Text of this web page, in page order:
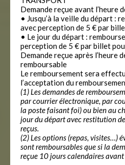
Demande reçue avant l’heure
• Jusqu’à la veille du départ :
avec perception de 5 € par
• Le jour du départ :
perception de 5 € par billet
Demande reçue après l’heure
remboursable
Le remboursement sera
l’acceptation du
(1) Les demandes de
par courrier électronique, par
la poste faisant foi) ou bien au
jour du départ avec restitution
reçus.
(2) Les options (repas, visites…)
sont remboursables que si la
reçue 10 jours calendaires